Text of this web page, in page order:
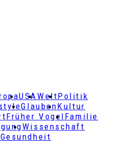
USAWeltPolitik
GlaubenKultur
Früher Vogel Familie
Wissenschaft
Gesundheit